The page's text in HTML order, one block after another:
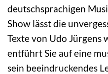
deutschsprachigen
Show lässt die
Texte von Udo Jürgens
entführt Sie auf eine
sein beeindruckendes